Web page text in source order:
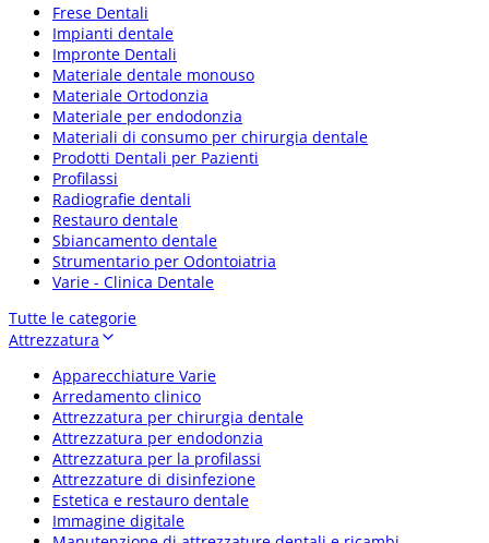
Frese Dentali
Impianti dentale
Impronte Dentali
Materiale dentale monouso
Materiale Ortodonzia
Materiale per endodonzia
Materiali di consumo per chirurgia dentale
Prodotti Dentali per Pazienti
Profilassi
Radiografie dentali
Restauro dentale
Sbiancamento dentale
Strumentario per Odontoiatria
Varie - Clinica Dentale
Tutte le categorie
Attrezzatura
Apparecchiature Varie
Arredamento clinico
Attrezzatura per chirurgia dentale
Attrezzatura per endodonzia
Attrezzatura per la profilassi
Attrezzature di disinfezione
Estetica e restauro dentale
Immagine digitale